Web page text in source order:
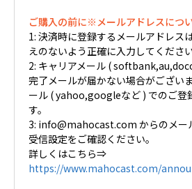
ご購入の前に※メールアドレスにつ
1: 決済時に登録するメールアドレス
えのないよう正確に入力してください
2: キャリアメール (
完了メールが届かない場合がござい
ール ( yahoo,googleなど ) でのご登
す。
3: info@mahocast.com からのメー
受信設定をご確認ください。
詳しくはこちら⇒
https://www.mahocast.com/